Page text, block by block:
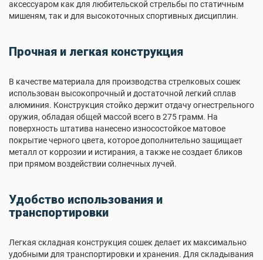
аксессуаром как для любительской стрельбы по статичным
мишеням, так и для высокоточных спортивных дисциплин.
Прочная и легкая конструкция
В качестве материала для производства стрелковых сошек
использован высокопрочный и достаточной легкий сплав
алюминия. Конструкция стойко держит отдачу огнестрельного
оружия, обладая общей массой всего в 275 грамм. На
поверхность штатива нанесено износостойкое матовое
покрытие черного цвета, которое дополнительно защищает
металл от коррозии и истирания, а также не создает бликов
при прямом воздействии солнечных лучей.
Удобство использования и
транспортировки
Легкая складная конструкция сошек делает их максимально
удобными для транспортировки и хранения. Для складывания